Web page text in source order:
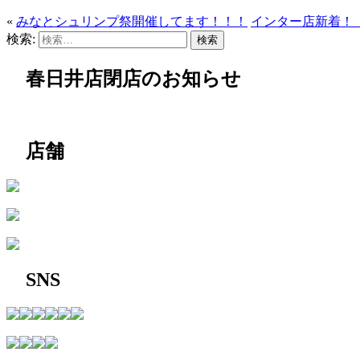
« みなとシュリンプ祭開催してます！！！ インター店新着！
検索:
春日井店閉店のお知らせ
店舗
SNS